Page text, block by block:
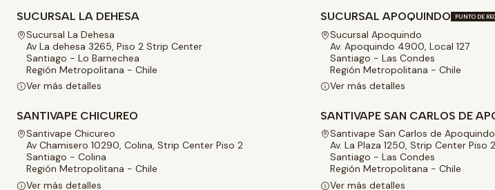
SUCURSAL LA DEHESA
Sucursal La Dehesa
Av La dehesa 3265, Piso 2 Strip Center
Santiago - Lo Barnechea
Región Metropolitana - Chile
Ver más detalles
SUCURSAL APOQUINDO PUNTO DE
Sucursal Apoquindo
Av. Apoquindo 4900, Local 127
Santiago - Las Condes
Región Metropolitana - Chile
Ver más detalles
SANTIVAPE CHICUREO
Santivape Chicureo
Av Chamisero 10290, Colina, Strip Center Piso 2
Santiago - Colina
Región Metropolitana - Chile
Ver más detalles
SANTIVAPE SAN CARLOS DE
Santivape San Carlos de Apoquindo
Av. La Plaza 1250, Strip Center Piso 2
Santiago - Las Condes
Región Metropolitana - Chile
Ver más detalles